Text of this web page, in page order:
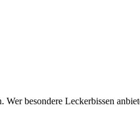
besondere Leckerbissen